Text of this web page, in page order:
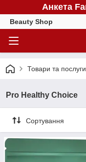
Анкета
Beauty Shop
Товари та послуги
Pro Healthy Choice
Сортування